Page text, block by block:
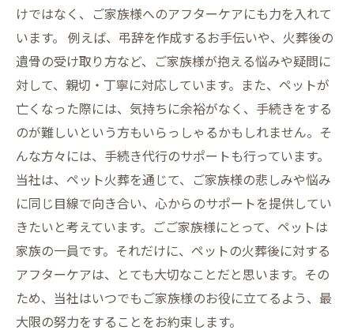
けではなく、ご家族様へのアフターケアにも力を入れて
います。 例えば、弔辞を作成するお手伝いや、火葬後の
遺骨の受け取り方など、ご家族様が抱える悩みや疑問に
対して、親切・丁寧に対応しています。また、ペットが
亡くなった際には、気持ちに余裕がなく、手続きをする
のが難しいという方もいらっしゃるかもしれません。そ
んな方々には、手続き代行のサポートも行っています。
当社は、ペット火葬を通じて、ご家族様の悲しみや悩み
に同じ目線で向き合い、心からのサポートを提供してい
きたいと考えています。ごご家族様にとって、ペットは
家族の一員です。それだけに、ペットの火葬後に対する
アフターケアは、とても大切なことだと思います。その
ため、当社はいつでもご家族様のお役に立てるよう、最
大限の努力をすることをお約束します。